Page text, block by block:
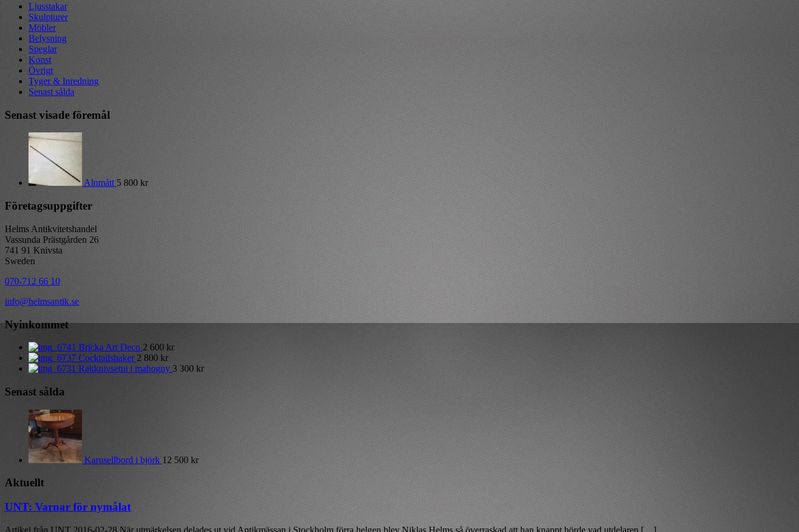
Ljusstakar
Skulpturer
Möbler
Belysning
Speglar
Konst
Övrigt
Tyger & Inredning
Senast sålda
Senast visade föremål
Alnmått 5 800 kr
Företagsuppgifter
Helms Antikvitetshandel
Vassunda Prästgården 26
741 91 Knivsta
Sweden
070-712 66 10
info@helmsantik.se
Nyinkommet
Bricka Art Deco 2 600 kr
Cocktailshaker 2 800 kr
Rakknivsetui i mahogny 3 300 kr
Senast sålda
Karusellbord i björk 12 500 kr
Aktuellt
UNT: Varnar för nymålat
Artikel från UNT 2016-02-28 När utmärkelsen delades ut vid Antikmässan i Stockholm förra helgen blev Niklas Helms så överraskad att han knappt hörde vad utdelaren […]